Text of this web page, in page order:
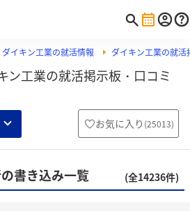
ダイキン工業の就活情報 ダイキン工業の就活
ン工業の就活掲示板・口コミ
お気に入り (25013)
書き込み一覧 (全14236件)